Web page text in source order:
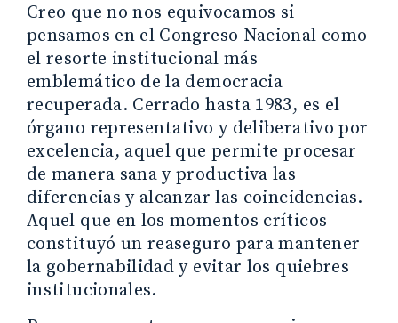
Creo que no nos equivocamos si
pensamos en el Congreso Nacional como
el resorte institucional más
emblemático de la democracia
recuperada. Cerrado hasta 1983, es el
órgano representativo y deliberativo por
excelencia, aquel que permite procesar
de manera sana y productiva las
diferencias y alcanzar las coincidencias.
Aquel que en los momentos críticos
constituyó un reaseguro para mantener
la gobernabilidad y evitar los quiebres
institucionales.